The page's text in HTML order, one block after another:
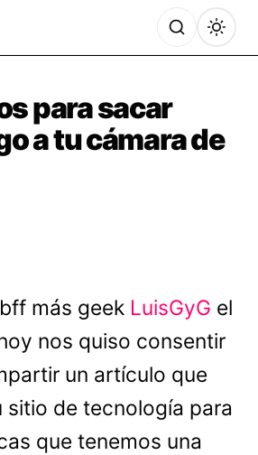
para sacar
a tu cámara de
más geek LuisGyG el
nos quiso consentir
un artículo que
sitio de tecnología para
que tenemos una